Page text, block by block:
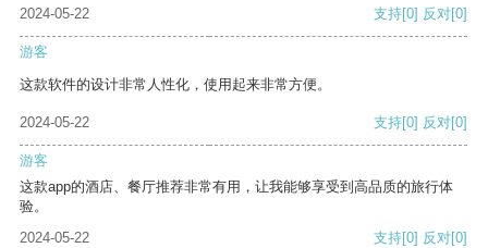
2024-05-22
支持[0] 反对[0]
游客
这款软件的设计非常人性化，使用起来非常方便。
2024-05-22 支持[0] 反对[0]
游客
这款app的酒店、餐厅推荐非常有用，让我能够享受到高品质的旅行体
验。
2024-05-22
支持[0] 反对[0]